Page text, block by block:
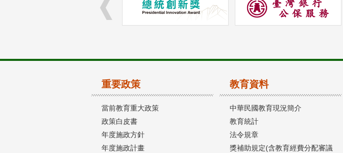
重要政策
當前教育重大政策
政策白皮書
年度施政方針
年度施政計畫
教育資料
中華民國教育現況簡介
教育統計
法令規章
獎補助規定(含教育經費分配審議